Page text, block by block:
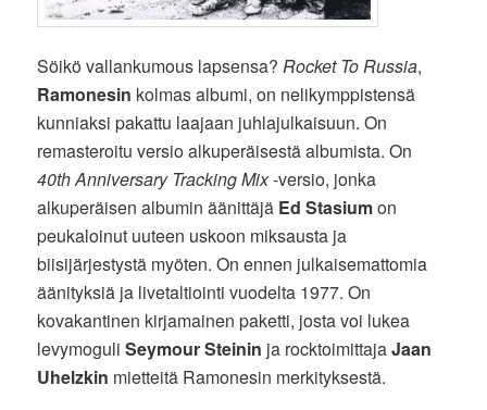
Söikö vallankumous lapsensa?Rocket To Russia,
Ramonesin kolmas albumi, on nelikymppistensä
kunniaksi pakattu laajaan juhlajulkaisuun. On
remasteroitu versio alkuperäisestä albumista. On
40th Anniversary Tracking Mix-versio, jonka
alkuperäisen albumin äänittäjä Ed Stasiumon
peukaloinut uuteen uskoon miksausta ja
biisijärjestystä myöten. On ennen julkaisemattomia
äänityksiä ja livetaltiointi vuodelta 1977. On
kovakantinen kirjamainen paketti, josta voi lukea
levymoguliSeymour Steinin ja rocktoimittajaJaan
Uhelzkin mietteitä Ramonesin merkityksestä.